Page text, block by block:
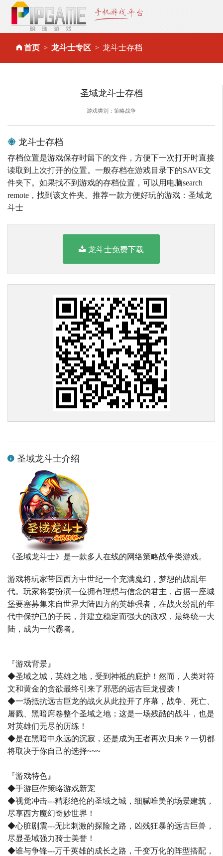
首页 龙斗士专区 龙斗士存档
圣域龙斗士存档
游戏类别：策略战争
龙斗士存档
存档位置是游戏保存时留下的文件，方便下一次打开时直接
读取到上次打开的位置。一般存档在游戏目录下的SAVE文
件夹下。如果找不到游戏的存档位置，可以用电脑search
remote，找到该文件夹。推荐一款方便好玩的游戏：圣域龙
斗士
龙斗士免费下载
圣域龙斗士介绍
《圣域龙斗士》是一款多人在线的网络策略战争类游戏。
游戏将玩家带回西方中世纪一个充满魔幻，梦想的战乱年
代。玩家将要扮演一位拥有理想与信念的君主，占据一座城
堡要塞募集来自世界大陆四方的英雄强者，在战火纷乱的年
代中保护已的子民，并建立稳定而强大的政权，最终统一大
陆，成为一代霸者。
『游戏背景』
◆圣域之城，英雄之地，受到神祗的庇护！然而，人类对符
文和黄金的贪欲最终引来了邪恶的远古巨龙侵袭！
◆一场抵抗远古巨龙的战火从此拉开了序幕，战争、死亡、
屠戮、黑暗席卷整个圣域之地；这是一场残酷的战斗，也是
对英雄们无尽的历练！
◆是在黑暗中永远的沉寂，还是成为王者再次归来？一切都
将取决于你自己的选择~~~
『游戏特色』
◆手游巨作策略游戏新宠
◆视觉冲击---精彩绝伦的圣域之城，细腻唯美的场景建筑，
尽享西方魔幻奇妙世界！
◆心脏剧震---无比刺激的探险之路，凶残狂暴的远古巨兽，
尽显圣域强力骑士美誉！
◆谁与争锋---万千英雄的成长之路，千变万化的阵型搭配，